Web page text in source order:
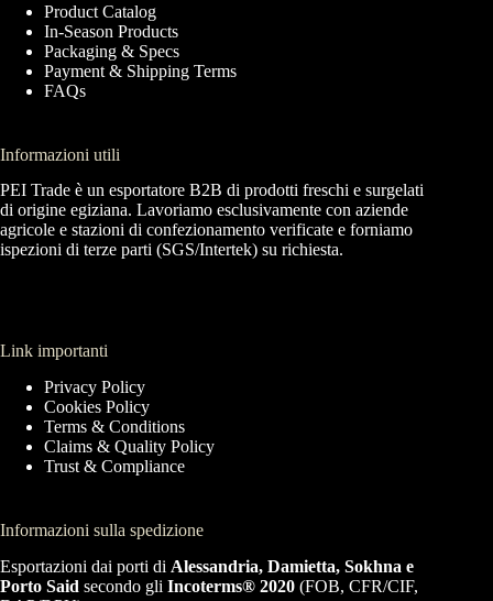
Product Catalog
In-Season Products
Packaging & Specs
Payment & Shipping Terms
FAQs
Informazioni utili
PEI Trade è un esportatore B2B di prodotti freschi e surgelati
di origine egiziana. Lavoriamo esclusivamente con aziende
agricole e stazioni di confezionamento verificate e forniamo
ispezioni di terze parti (SGS/Intertek) su richiesta.
Link importanti
Privacy Policy
Cookies Policy
Terms & Conditions
Claims & Quality Policy
Trust & Compliance
Informazioni sulla spedizione
Esportazioni dai porti di Alessandria, Damietta, Sokhna e
Porto Said secondo gli Incoterms® 2020 (FOB, CFR/CIF,